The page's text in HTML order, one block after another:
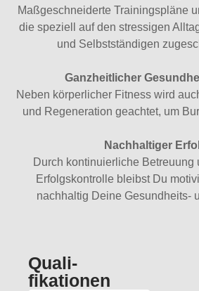
Maßgeschneiderte Trainingspläne
die speziell auf den stressigen
und Selbstständigen
Ganzheitlicher
Neben körperlicher Fitness wird
und Regeneration geachtet, um
Nachhaltiger
Durch kontinuierliche Betreuung
Erfolgskontrolle bleibst Du
nachhaltig Deine Gesundheits-
Quali­
fikationen